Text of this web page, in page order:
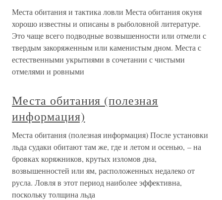
Места обитания и тактика ловли Места обитания окуня
хорошо известны и описаны в рыболовной литературе.
Это чаще всего подводные возвышенности или отмели с
твердым закоряженным или каменистым дном. Места с
естественными укрытиями в сочетании с чистыми
отмелями и ровными
Места обитания (полезная
информация)
Места обитания (полезная информация) После установки
льда судаки обитают там же, где и летом и осенью, – на
бровках коряжников, крутых изломов дна,
возвышенностей или ям, расположенных недалеко от
русла. Ловля в этот период наиболее эффективна,
поскольку толщина льда